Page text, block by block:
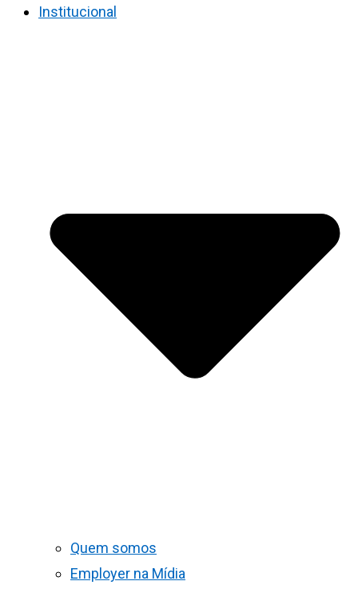
Institucional
Quem somos
Employer na Mídia